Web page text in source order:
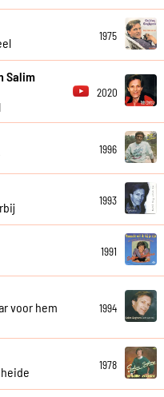
1975
Salim
2020
1996
1993
1991
voor hem
1994
1978